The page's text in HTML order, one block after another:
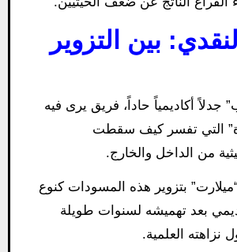
بين التزوير
جدلاً أكاديمياً حاداً، فريق يرى فيه
التي تفسر كيف سقطت
من الداخل والخارج.
بتزوير هذه المسودات كنوع
بعد تهميشه لسنوات طويلة
العلمية.